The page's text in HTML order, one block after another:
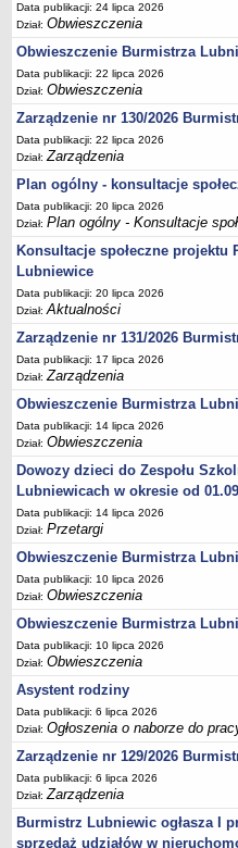
Interpelacje radnych wraz z
Zapytania radnych wraz z
Apele
JEDNOSTKI ORGANIZACYJNE
Biblioteka - Centrum Kultury
Zespół Szkolno-Przedszkolny
Miejsko-Gminny Ośrodek
Zakład Gospodarki Komunalnej
Środowiskowy Dom
MAJĄTEK I FINANSE
Budżet Gminy
Majątek Gminy
Sprawozdania z wykonania
Sprawozdania z wykonania
Umorzenia, odroczenia, raty
Pomoc publiczna
Budżet obywatelski
Majątek jednostek podległych
Koszt wychowania
Stawki czynszów najmu lokali
PRZETARGI
Zamówienia publiczne
Sprzedaż mienia
Sprzedaż nieruchomości
Zapytania ofertowe
Plan zamówień publicznych
PRAWO LOKALNE
Statut
Uchwały Rady Miejskiej
Zarządzenia Burmistrza
Data publikacji: 24 lipca 2026
Dział:Obwieszczenia
Obwieszczenie Burmistrza
Data publikacji: 22 lipca 2026
Dział:Obwieszczenia
Zarządzenie nr 130/2026
Data publikacji: 22 lipca 2026
Dział:Zarządzenia
Plan ogólny - konsultacje
Data publikacji: 20 lipca 2026
Dział:Plan ogólny - Konsultacje
Konsultacje społeczne
Lubniewice
Data publikacji: 20 lipca 2026
Dział:Aktualności
Zarządzenie nr 131/2026
Data publikacji: 17 lipca 2026
Dział:Zarządzenia
Obwieszczenie Burmistrza
Data publikacji: 14 lipca 2026
Dział:Obwieszczenia
Dowozy dzieci do Zespołu
Lubniewicach w okresie od
Data publikacji: 14 lipca 2026
Dział:Przetargi
Obwieszczenie Burmistrza
Data publikacji: 10 lipca 2026
Dział:Obwieszczenia
Obwieszczenie Burmistrza
Data publikacji: 10 lipca 2026
Dział:Obwieszczenia
Asystent rodziny
Data publikacji: 6 lipca 2026
Dział:Ogłoszenia o naborze do
Zarządzenie nr 129/2026
Data publikacji: 6 lipca 2026
Dział:Zarządzenia
Burmistrz Lubniewic ogłasza I
sprzedaż udziałów w